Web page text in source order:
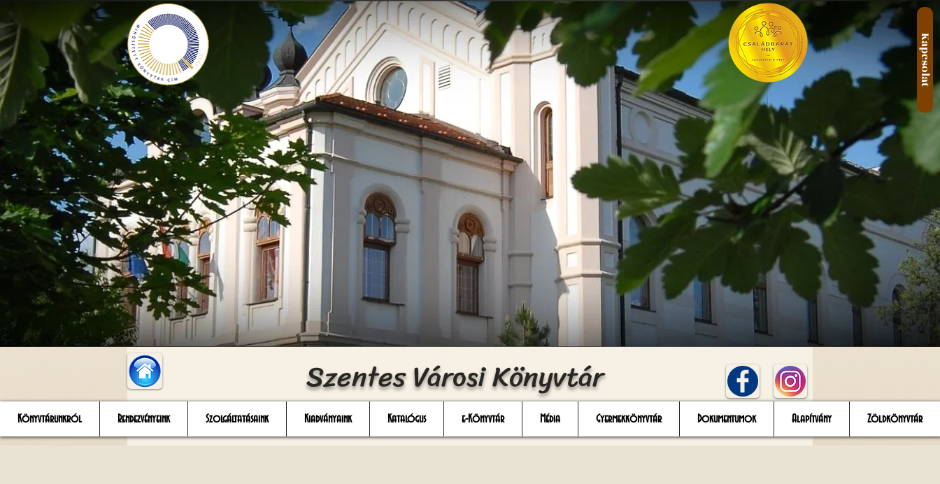
Kapcsolat
Szentes Városi Könyvtár
Könyvtárunkról Rendezvényeink Szolgáltatásaink Kiadványaink Katalógus e-Könyvtár Média Gyermekkönyvtár Dokumentumok Alapítvány Zöldkönyvtár